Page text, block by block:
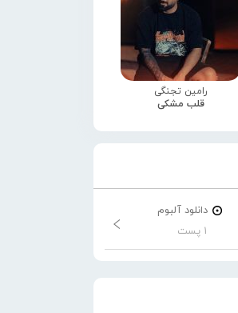
رامین تجنگی
قلب مشکی
دانلود آلبوم
1 پست